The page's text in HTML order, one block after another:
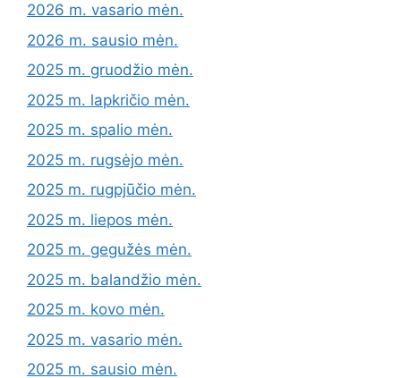
2026 m. vasario mėn.
2026 m. sausio mėn.
2025 m. gruodžio mėn.
2025 m. lapkričio mėn.
2025 m. spalio mėn.
2025 m. rugsėjo mėn.
2025 m. rugpjūčio mėn.
2025 m. liepos mėn.
2025 m. gegužės mėn.
2025 m. balandžio mėn.
2025 m. kovo mėn.
2025 m. vasario mėn.
2025 m. sausio mėn.